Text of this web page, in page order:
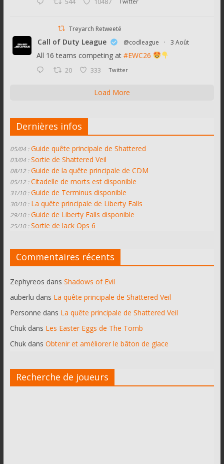
544 10487
Treyarch Retweeté
Call of Duty League @codleague · 3 Août
All 16 teams competing at #EWC26
20 333 Twitter
Load More
Dernières infos
05/04 : Guide quête principale de Shattered
03/04 : Sortie de Shattered Veil
08/12 : Guide de la quête principale de CDM
05/12 : Citadelle de morts est disponible
31/10 : Guide de Terminus disponible
30/10 : La quête principale de Liberty Falls
29/10 : Guide de Liberty Falls disponible
25/10 : Sortie de lack Ops 6
Commentaires récents
Zephyreos dans Shadows of Evil
auberlu dans La quête principale de Shattered Veil
Personne dans La quête principale de Shattered Veil
Chukdans Les Easter Eggs de The Tomb
Chukdans Obtenir et améliorer le bâton de glace
Recherche de joueurs